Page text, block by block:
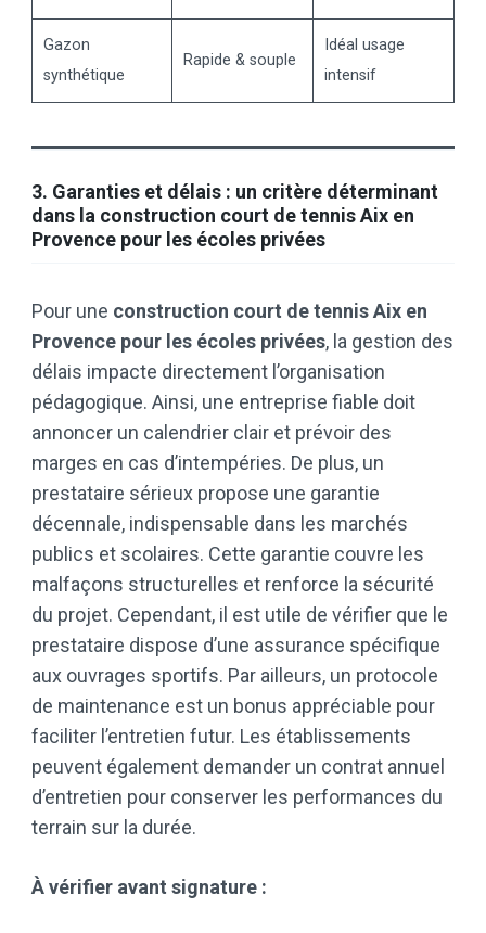
Gazon
synthétique
Rapide & souple
Idéal usage
intensif
3. Garanties et délais : un critère déterminant
dans la construction court de tennis Aix en
Provence pour les écoles privées
Pour une construction court de tennis Aix en
Provence pour les écoles privées, la gestion des
délais impacte directement l’organisation
pédagogique. Ainsi, une entreprise fiable doit
annoncer un calendrier clair et prévoir des
marges en cas d’intempéries. De plus, un
prestataire sérieux propose une garantie
décennale, indispensable dans les marchés
publics et scolaires. Cette garantie couvre les
malfaçons structurelles et renforce la sécurité
du projet. Cependant, il est utile de vérifier que le
prestataire dispose d’une assurance spécifique
aux ouvrages sportifs. Par ailleurs, un protocole
de maintenance est un bonus appréciable pour
faciliter l’entretien futur. Les établissements
peuvent également demander un contrat annuel
d’entretien pour conserver les performances du
terrain sur la durée.
À vérifier avant signature :